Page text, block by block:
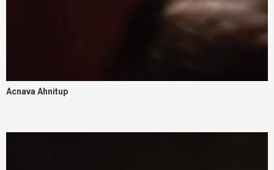
Acnava Ahnitup